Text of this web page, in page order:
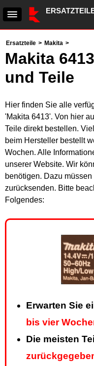
Ersatzteile > Makita >
Makita
und Teile
Hier finden Sie alle
'Makita 6413'. Von hier
Teile direkt bestellen.
beim Hersteller bestellt
Wochen. Alle
unserer Website. Wir
benötigen. Dazu
zurücksenden. Bitte
Folgendes:
Erwarten Sie
bis vier
Die meisten